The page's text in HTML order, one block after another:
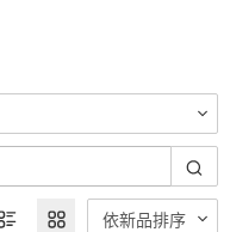
依新品排序